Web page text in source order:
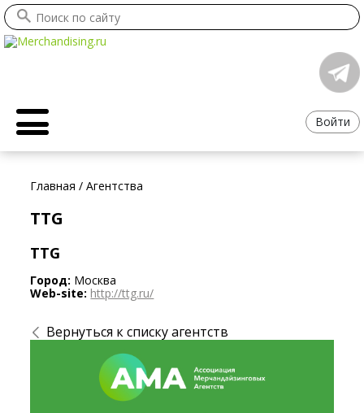
Войти
Главная /Агентства
TTG
TTG
Город: Москва
Web-site: http://ttg.ru/
Вернуться к списку агентств